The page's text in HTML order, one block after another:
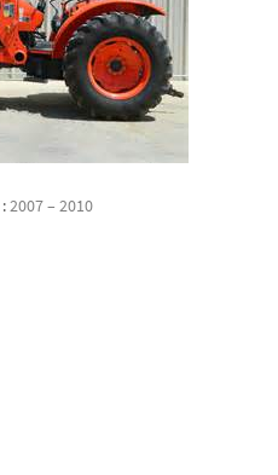
:2007 – 2010